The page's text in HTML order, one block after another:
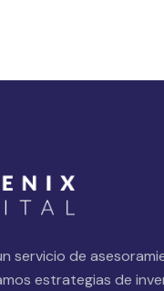
servicio de
estrategias de